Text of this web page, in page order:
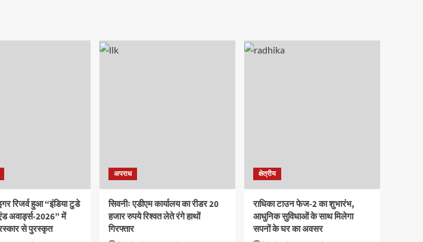
रिजर्व हुआ “इंडिया टुडे
अवार्ड्स-2026” में
से पुरस्कृत
अपराध
सिवनीः एडीएम कार्यालय का रीडर 20
हजार रुपये रिश्वत लेते रंगे हाथों
गिरफ्तार
क्षेत्रीय
राधिका टाउन फेज-2 का शुभारंभ,
आधुनिक सुविधाओं के साथ मिलेगा
सपनों के घर का अवसर